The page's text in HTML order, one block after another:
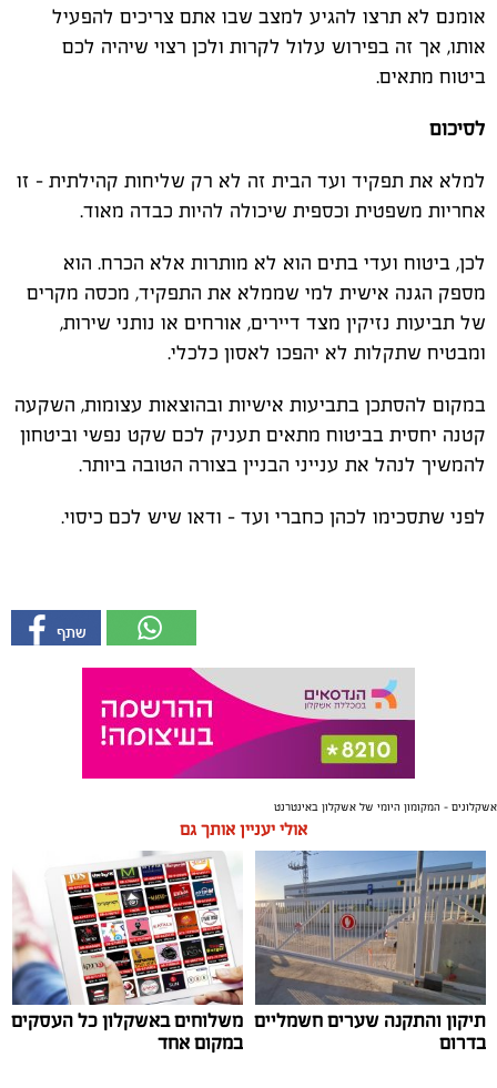
אומנם לא תרצו להגיע למצב שבו אתם צריכים להפעיל
אותו, אך זה בפירוש עלול לקרות ולכן רצוי שיהיה לכם
ביטוח מתאים.
לסיכום
למלא את תפקיד ועד הבית זה לא רק שליחות קהילתית – זו
אחריות משפטית וכספית שיכולה להיות כבדה מאוד.
לכן, ביטוח ועדי בתים הוא לא מותרות אלא הכרח. הוא
מספק הגנה אישית למי שממלא את התפקיד, מכסה מקרים
של תביעות נזיקין מצד דיירים, אורחים או נותני שירות,
ומבטיח שתקלות לא יהפכו לאסון כלכלי.
במקום להסתכן בתביעות אישיות ובהוצאות עצומות, השקעה
קטנה יחסית בביטוח מתאים תעניק לכם שקט נפשי וביטחון
להמשיך לנהל את ענייני הבניין בצורה הטובה ביותר.
לפני שתסכימו לכהן כחברי ועד – ודאו שיש לכם כיסוי.
אשקלונים - המקומון היומי של אשקלון באינטרנט
אולי יעניין אותך גם
תיקון והתקנה שערים חשמליים
בדרום
משלוחים באשקלון כל העסקים
במקום אחד